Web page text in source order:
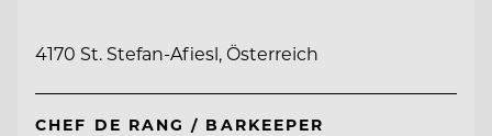
4170 St. Stefan-Afiesl, Österreich
CHEF DE RANG / BARKEEPER